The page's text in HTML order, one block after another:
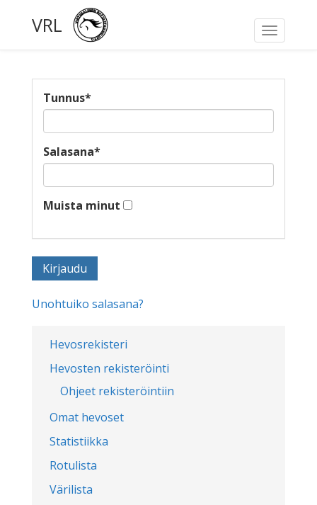
Toggle
VRL
Hevosrekisteri
Hevosten rekisteröinti
Ohjeet rekisteröintiin
Omat hevoset
Statistiikka
Rotulista
Värilista
Tunnus*
Salasana*
Muista minut
Unohtuiko salasana?